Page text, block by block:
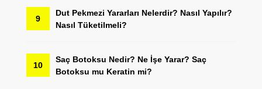
9
Dut Pekmezi Yararları Nelerdir? Nasıl Yapılır?
Nasıl Tüketilmeli?
10
Saç Botoksu Nedir? Ne İşe Yarar? Saç
Botoksu mu Keratin mi?